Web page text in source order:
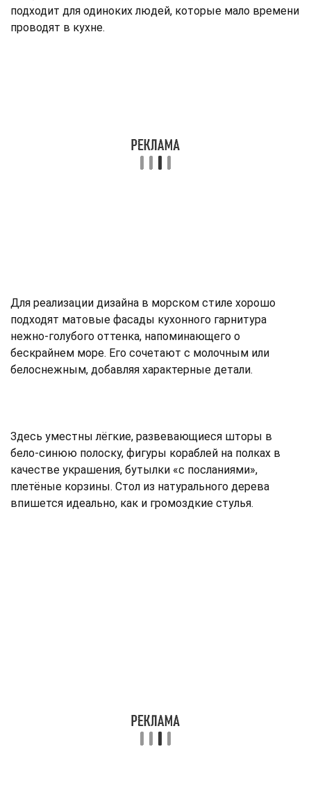
подходит для одиноких людей, которые мало времени
проводят в кухне.
Для реализации дизайна в морском стиле хорошо
подходят матовые фасады кухонного гарнитура
нежно-голубого оттенка, напоминающего о
бескрайнем море. Его сочетают с молочным или
белоснежным, добавляя характерные детали.
Здесь уместны лёгкие, развевающиеся шторы в
бело-синюю полоску, фигуры кораблей на полках в
качестве украшения, бутылки «с посланиями»,
плетёные корзины. Стол из натурального дерева
впишется идеально, как и громоздкие стулья.